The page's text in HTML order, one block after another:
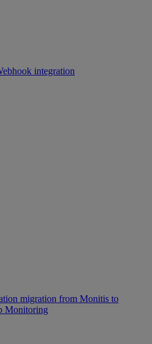
integration
migration from Monitis to
Monitoring